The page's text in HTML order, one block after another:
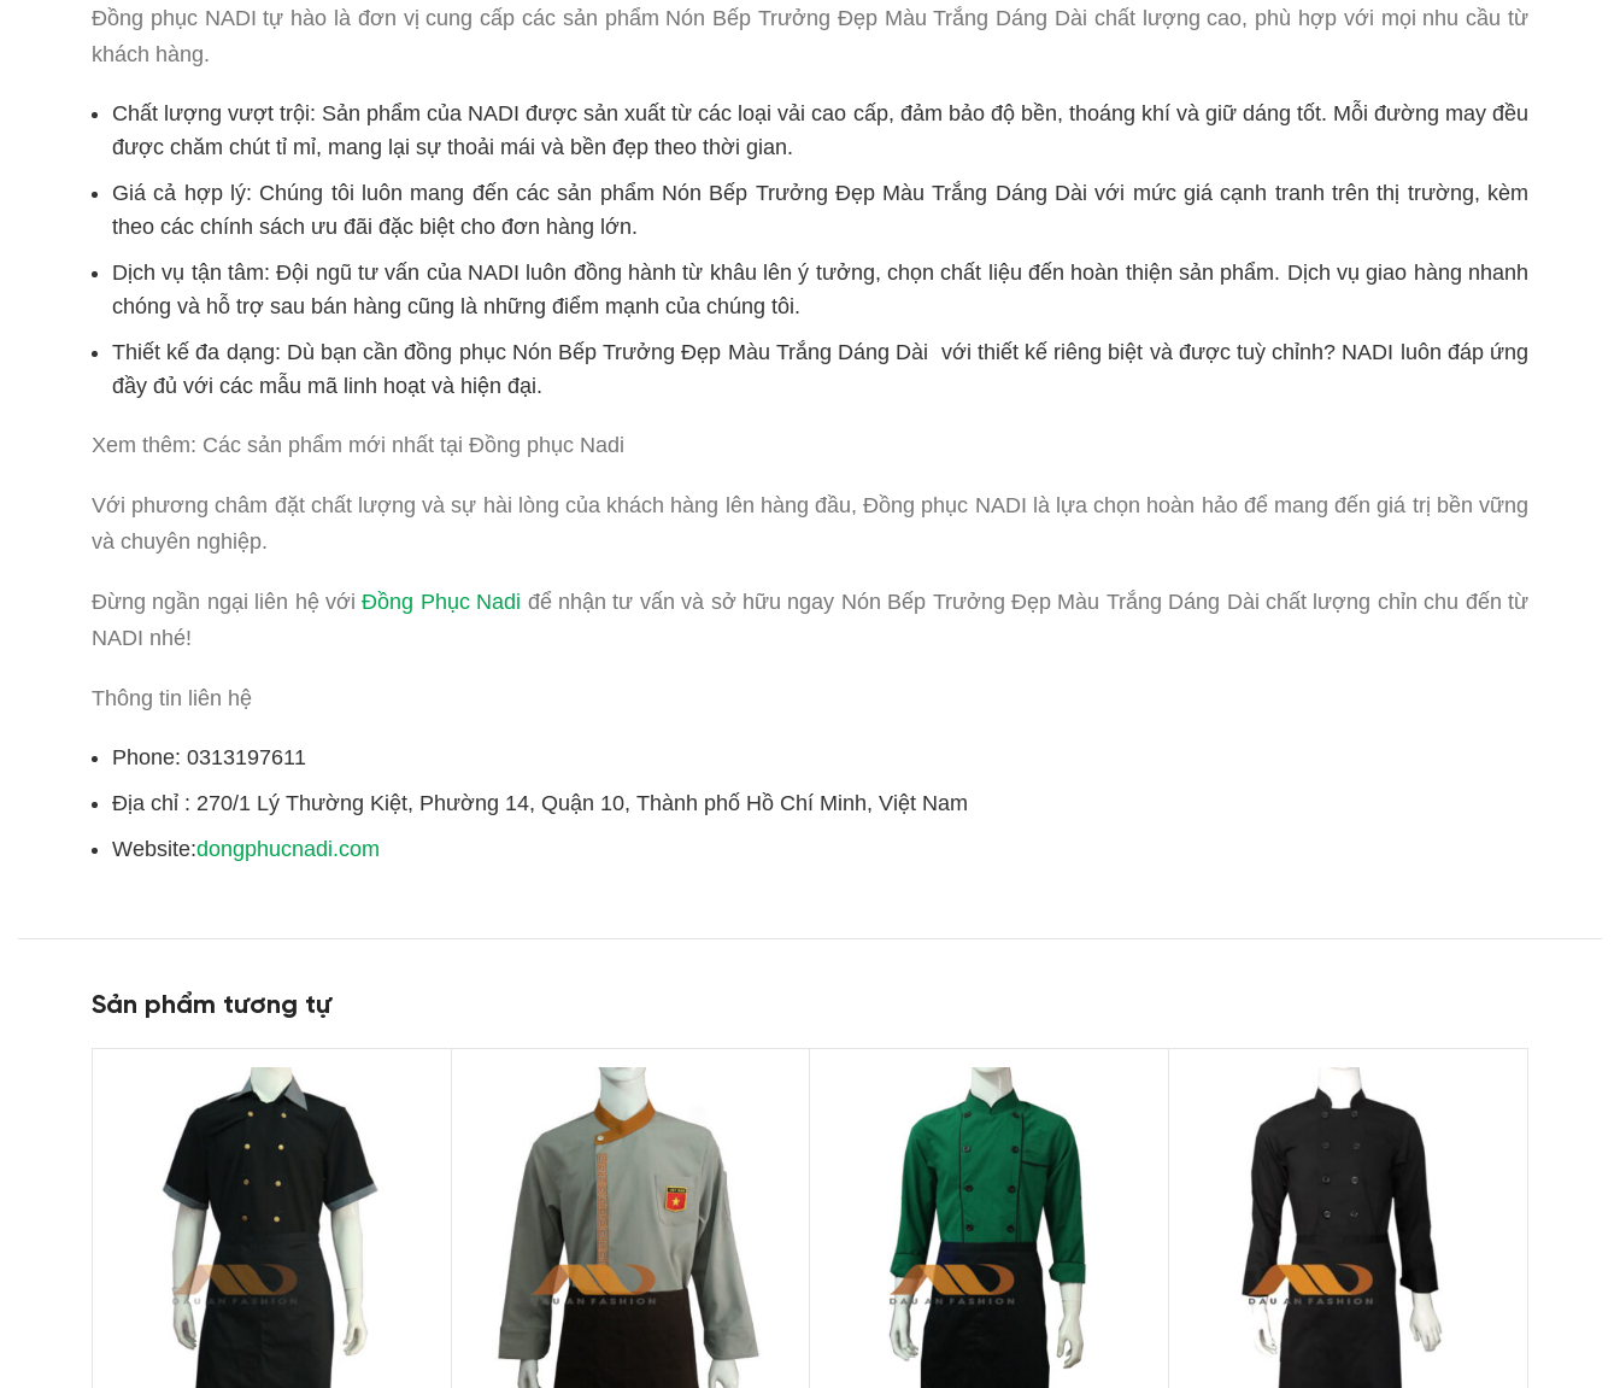
Đồng phục NADI tự hào là đơn vị cung cấp các sản phẩm Nón Bếp Trưởng Đẹp Màu Trắng Dáng Dài chất lượng cao, phù hợp với mọi nhu cầu từ
khách hàng.
Chất lượng vượt trội: Sản phẩm của NADI được sản xuất từ các loại vải cao cấp, đảm bảo độ bền, thoáng khí và giữ dáng tốt. Mỗi đường may đều
được chăm chút tỉ mỉ, mang lại sự thoải mái và bền đẹp theo thời gian.
Giá cả hợp lý: Chúng tôi luôn mang đến các sản phẩm Nón Bếp Trưởng Đẹp Màu Trắng Dáng Dài với mức giá cạnh tranh trên thị trường, kèm
theo các chính sách ưu đãi đặc biệt cho đơn hàng lớn.
Dịch vụ tận tâm: Đội ngũ tư vấn của NADI luôn đồng hành từ khâu lên ý tưởng, chọn chất liệu đến hoàn thiện sản phẩm. Dịch vụ giao hàng nhanh
chóng và hỗ trợ sau bán hàng cũng là những điểm mạnh của chúng tôi.
Thiết kế đa dạng: Dù bạn cần đồng phục Nón Bếp Trưởng Đẹp Màu Trắng Dáng Dài với thiết kế riêng biệt và được tuỳ chỉnh? NADI luôn đáp ứng
đầy đủ với các mẫu mã linh hoạt và hiện đại.
Xem thêm: Các sản phẩm mới nhất tại Đồng phục Nadi
Với phương châm đặt chất lượng và sự hài lòng của khách hàng lên hàng đầu, Đồng phục NADI là lựa chọn hoàn hảo để mang đến giá trị bền vững
và chuyên nghiệp.
Đừng ngần ngại liên hệ vớiĐồng Phục Nadi để nhận tư vấn và sở hữu ngay Nón Bếp Trưởng Đẹp Màu Trắng Dáng Dài chất lượng chỉn chu đến từ
NADI nhé!
Thông tin liên hệ
Phone: 0313197611
Địa chỉ : 270/1 Lý Thường Kiệt, Phường 14, Quận 10, Thành phố Hồ Chí Minh, Việt Nam
Website:dongphucnadi.com
Sản phẩm tương tự